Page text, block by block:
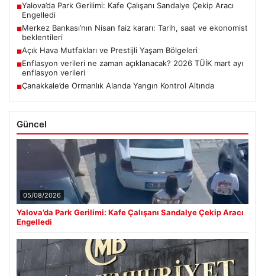
■Yalova’da Park Gerilimi: Kafe Çalışanı Sandalye Çekip Aracı
Engelledi
■Merkez Bankası’nın Nisan faiz kararı: Tarih, saat ve ekonomist
beklentileri
■Açık Hava Mutfakları ve Prestijli Yaşam Bölgeleri
■Enflasyon verileri ne zaman açıklanacak? 2026 TÜİK mart ayı
enflasyon verileri
■Çanakkale’de Ormanlık Alanda Yangın Kontrol Altında
Güncel
05/08/2026
Yalova’da Park Gerilimi: Kafe Çalışanı Sandalye Çekip Aracı
Engelledi